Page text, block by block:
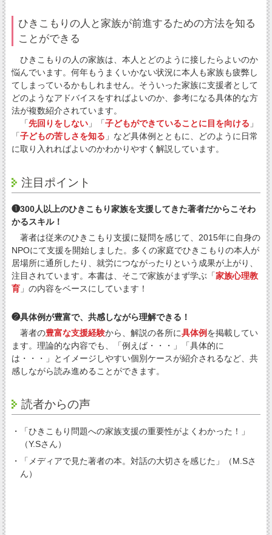
ひきこもりの人と家族が前進するための方法を知る
ことができる
ひきこもりの人の家族は、本人とどのように接したらよいのか
悩んでいます。何年もうまくいかない状況に本人も家族も疲弊し
てしまっているかもしれません。そういった家族に支援者として
どのようなアドバイスをすればよいのか、参考になる具体的な方
法が複数紹介されています。
「先回りをしない」「子どもができていることに目を向ける 」
「子どもの苦しさを知る 」など具体例とともに、どのように日常
に取り入れればよいのかわかりやすく解説しています。
注目ポイント
❶300人以上のひきこもり家族を支援してきた著者だからこそわ
かるスキル！
著者は従来のひきこもり支援に疑問を感じて、2015年に自身の
NPOにて支援を開始しました。多くの家庭でひきこもりの本人が
居場所に通所したり、就労につながったりという成果が上がり、
注目されています。本書は、そこで家族がまず学ぶ「家族心理教
育」の内容をベースにしています！
❷具体例が豊富で、共感しながら理解できる！
著者の豊富な支援経験から、解説の各所に具体例を掲載してい
ます。理論的な内容でも、「例えば・・・」「具体的に
は・・・」とイメージしやすい個別ケースが紹介されるなど、共
感しながら読み進めることができます。
読者からの声
・「ひきこもり問題への家族支援の重要性がよくわかった！」
（Y.Sさん）
・「メディアで見た著者の本。対話の大切さを感じた」（M.Sさ
ん）